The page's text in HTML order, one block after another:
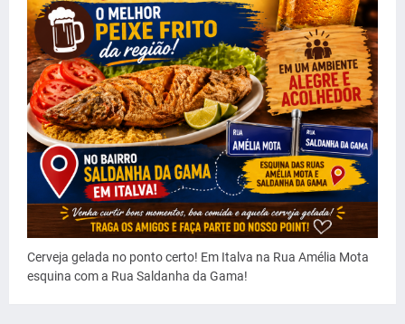
Cerveja gelada no ponto certo! Em Italva na Rua Amélia Mota
esquina com a Rua Saldanha da Gama!